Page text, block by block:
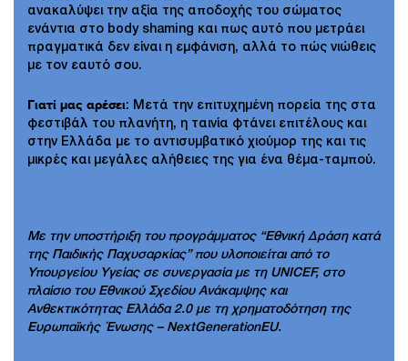
ανακαλύψει την αξία της αποδοχής του σώματος
ενάντια στο body shaming και πως αυτό που μετράει
πραγματικά δεν είναι η εμφάνιση, αλλά το πώς νιώθεις
με τον εαυτό σου.
Γιατί μας αρέσει: Μετά την επιτυχημένη πορεία της στα
φεστιβάλ του πλανήτη, η ταινία φτάνει επιτέλους και
στην Ελλάδα με το αντισυμβατικό χιούμορ της και τις
μικρές και μεγάλες αλήθειες της για ένα θέμα-ταμπού.
Με την υποστήριξη του προγράμματος “Εθνική Δράση κατά
της Παιδικής Παχυσαρκίας” που υλοποιείται από το
Υπουργείου Υγείας σε συνεργασία με τη UNICEF, στο
πλαίσιο του Εθνικού Σχεδίου Ανάκαμψης και
Ανθεκτικότητας Ελλάδα 2.0 με τη χρηματοδότηση της
Ευρωπαϊκής Ένωσης – NextGenerationEU.